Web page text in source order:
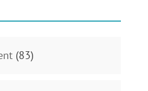
(83)